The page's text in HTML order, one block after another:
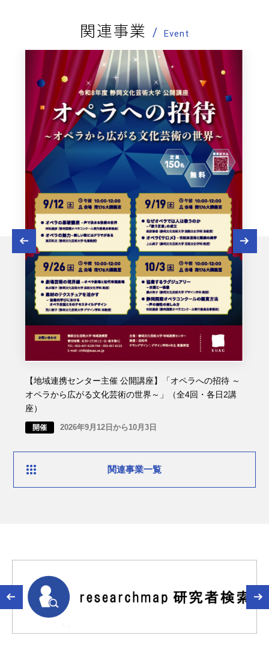
関連事業 Event
【地域連携センター主催 公開講座】「オペラへの招待 ～
オペラから広がる文化芸術の世界～」（全4回・各日2講
座）
開催 2026年9月12日から10月3日
関連事業一覧